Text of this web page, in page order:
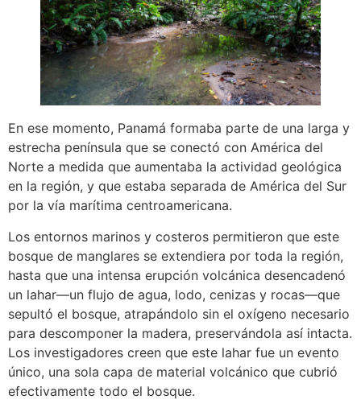
En ese momento, Panamá formaba parte de una larga y
estrecha península que se conectó con América del
Norte a medida que aumentaba la actividad geológica
en la región, y que estaba separada de América del Sur
por la vía marítima centroamericana.
Los entornos marinos y costeros permitieron que este
bosque de manglares se extendiera por toda la región,
hasta que una intensa erupción volcánica desencadenó
un lahar—un flujo de agua, lodo, cenizas y rocas—que
sepultó el bosque, atrapándolo sin el oxígeno necesario
para descomponer la madera, preservándola así intacta.
Los investigadores creen que este lahar fue un evento
único, una sola capa de material volcánico que cubrió
efectivamente todo el bosque.